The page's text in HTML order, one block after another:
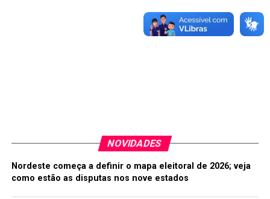
Na reunião de hoje (15), foi colhido em ofício o
depoimento dos vereadores presentes que será anexado
ao processo encaminhado ao Ministério Público e
NOVIDADES
Nordeste começa a definir o mapa eleitoral de 2026; veja
como estão as disputas nos nove estados